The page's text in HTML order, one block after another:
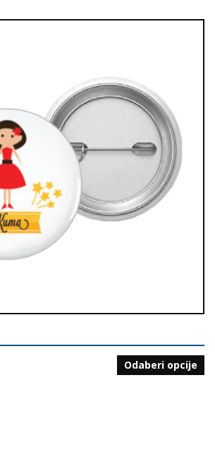
Odaberi opcije